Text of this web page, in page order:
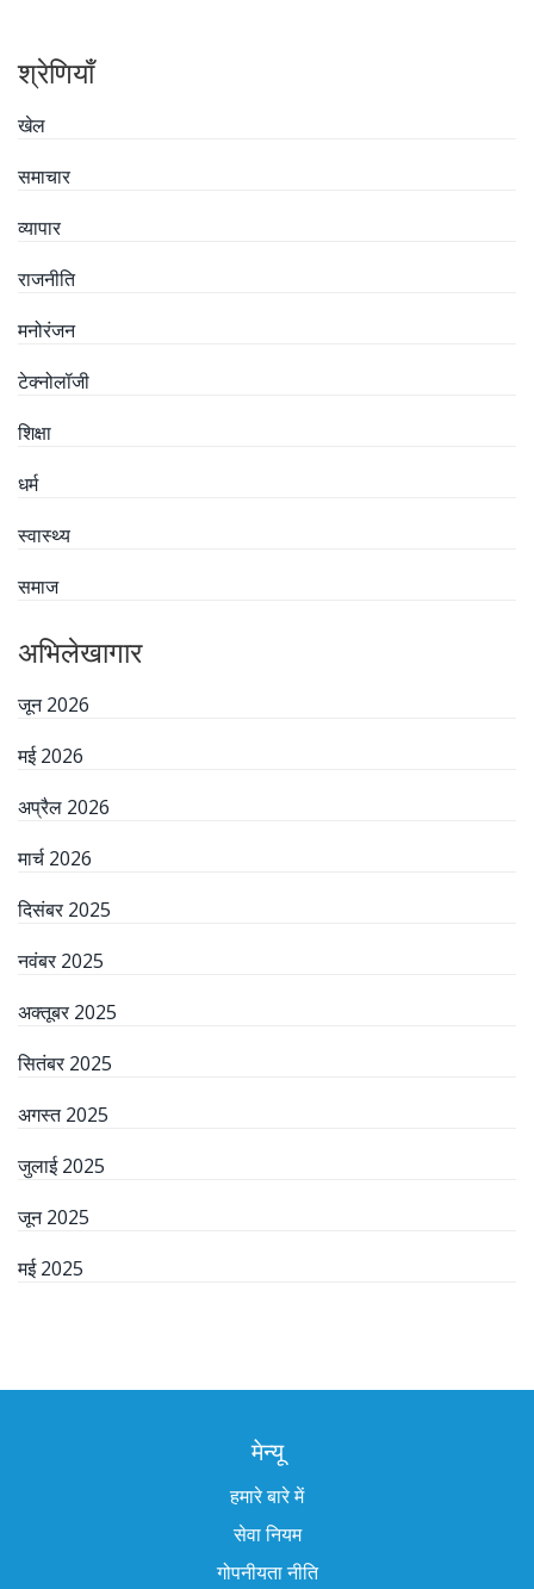
श्रेणियाँ
खेल
समाचार
व्यापार
राजनीति
मनोरंजन
टेक्नोलॉजी
शिक्षा
धर्म
स्वास्थ्य
समाज
अभिलेखागार
जून 2026
मई 2026
अप्रैल 2026
मार्च 2026
दिसंबर 2025
नवंबर 2025
अक्तूबर 2025
सितंबर 2025
अगस्त 2025
जुलाई 2025
जून 2025
मई 2025
मेन्यू
हमारे बारे में
सेवा नियम
गोपनीयता नीति